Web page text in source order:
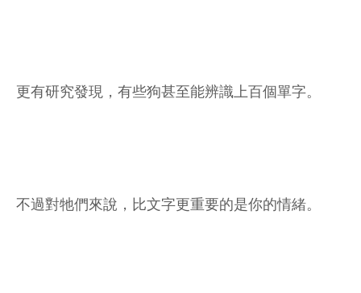
更有研究發現，有些狗甚至能辨識上百個單字。
不過對牠們來說，比文字更重要的是你的情緒。